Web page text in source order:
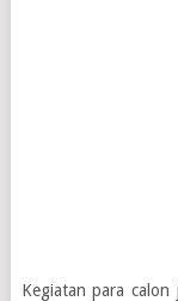
Kegiatan para calon